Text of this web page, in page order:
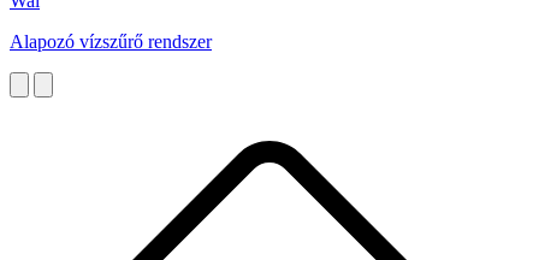
Alapozó vízszűrő rendszer